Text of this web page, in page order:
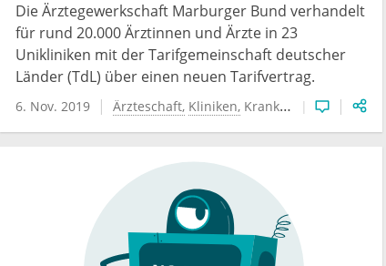
Die Ärztegewerkschaft Marburger Bund verhandelt
für rund 20.000 Ärztinnen und Ärzte in 23
Unikliniken mit der Tarifgemeinschaft deutscher
Länder (TdL) über einen neuen Tarifvertrag.
6. Nov. 2019 Ärzteschaft Kliniken Krankenhauswesen